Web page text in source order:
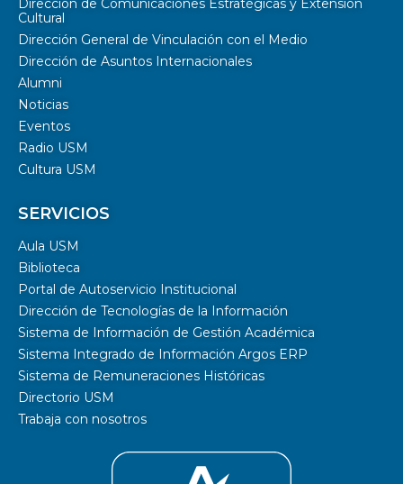
Dirección de Comunicaciones Estratégicas y Extensión
Cultural
Dirección General de Vinculación con el Medio
Dirección de Asuntos Internacionales
Alumni
Noticias
Eventos
Radio USM
Cultura USM
SERVICIOS
Aula USM
Biblioteca
Portal de Autoservicio Institucional
Dirección de Tecnologías de la Información
Sistema de Información de Gestión Académica
Sistema Integrado de Información Argos ERP
Sistema de Remuneraciones Históricas
Directorio USM
Trabaja con nosotros